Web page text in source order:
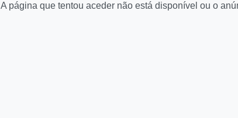
A página que tentou aceder não está disponível ou o